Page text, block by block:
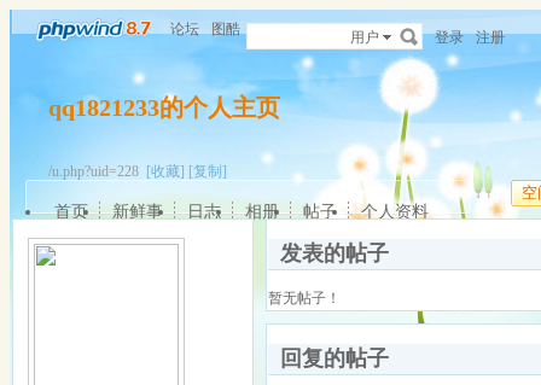
论坛 图酷 用户 登录 注册
qq1821233的个人主页
/u.php?uid=228 [收藏] [复制]
空
首页 新鲜事 日志 相册 帖子 个人资料
发表的帖子
暂无帖子！
回复的帖子